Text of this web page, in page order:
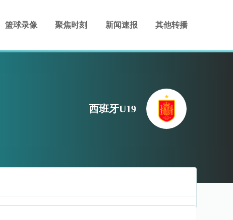
篮球录像 聚焦时刻 新闻速报 其他转播
西班牙U19